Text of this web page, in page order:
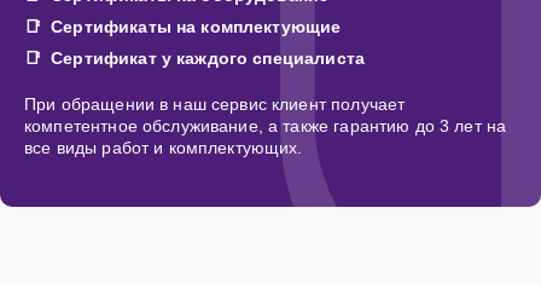
Сертификаты на комплектующие
Сертификат у каждого специалиста
При обращении в наш сервис клиент получает
компетентное обслуживание, а также гарантию до 3 лет на
все виды работ и комплектующих.